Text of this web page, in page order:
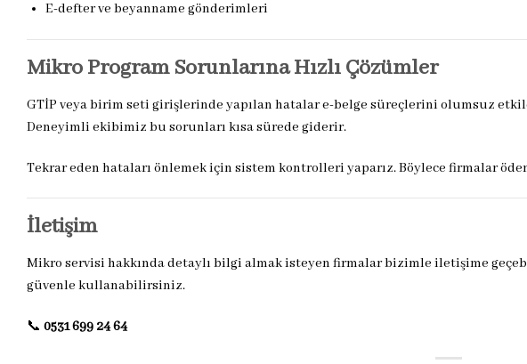
E-defter ve beyanname gönderimleri
Mikro Program Sorunlarına Hızlı Çözümler
GTİP veya birim seti girişlerinde yapılan hatalar e-belge süreçlerini olumsuz
Deneyimli ekibimiz bu sorunları kısa sürede giderir.
Tekrar eden hataları önlemek için sistem kontrolleri yaparız. Böylece firmalar
İletişim
Mikro servisi hakkında detaylı bilgi almak isteyen firmalar bizimle iletişime
güvenle kullanabilirsiniz.
📞 0531 699 24 64